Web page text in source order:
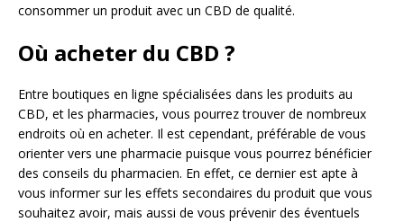
consommer un produit avec un CBD de qualité.
Où acheter du CBD ?
Entre boutiques en ligne spécialisées dans les produits au
CBD, et les pharmacies, vous pourrez trouver de nombreux
endroits où en acheter. Il est cependant, préférable de vous
orienter vers une pharmacie puisque vous pourrez bénéficier
des conseils du pharmacien. En effet, ce dernier est apte à
vous informer sur les effets secondaires du produit que vous
souhaitez avoir, mais aussi de vous prévenir des éventuels